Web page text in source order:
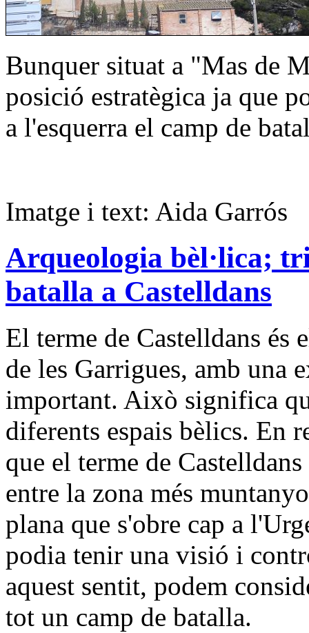
Bunquer situat a "Mas de
posició estratègica ja que
a l'esquerra el camp de
Imatge i text: Aida Garrós
Arqueologia bèl·lica;
batalla a Castelldans
El terme de Castelldans és
de les Garrigues, amb una
important. Això significa
diferents espais bèlics. En
que el terme de
entre la zona més
plana que s'obre cap a
podia tenir una visió i
aquest sentit, podem
tot un camp de batalla.